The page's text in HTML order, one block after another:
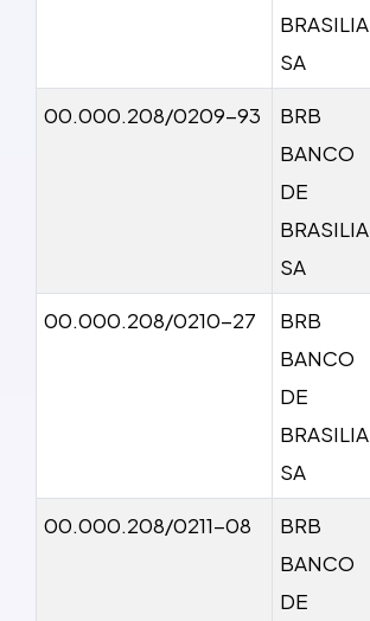
BRASILIA
SA
00.000.208/0209-93
BRB
BANCO
DE
BRASILIA
SA
00.000.208/0210-27
BRB
BANCO
DE
BRASILIA
SA
00.000.208/0211-08
BRB
BANCO
DE